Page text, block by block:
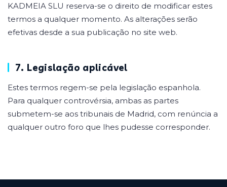
KADMEIA SLU reserva-se o direito de modificar estes
termos a qualquer momento. As alterações serão
efetivas desde a sua publicação no site web.
7. Legislação aplicável
Estes termos regem-se pela legislação espanhola.
Para qualquer controvérsia, ambas as partes
submetem-se aos tribunais de Madrid, com renúncia a
qualquer outro foro que lhes pudesse corresponder.